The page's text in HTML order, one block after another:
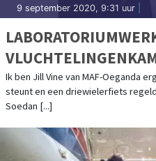
9 september 2020, 9:31 uur
JACKSON IN ZIJN
Ik ben Jill Vine van MAF-Oeganda
steunt en een driewielerfiets
Soedan [...]